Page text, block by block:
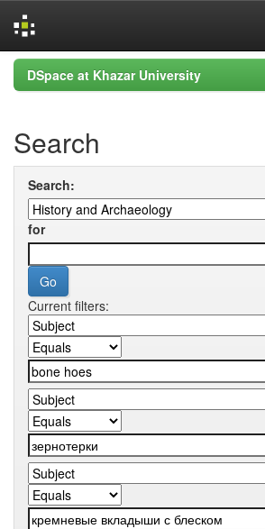
Skip
navigation
DSpace at Khazar University
Search
Search:
for
Current filters: